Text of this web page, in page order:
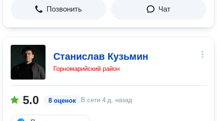
Позвонить Чат
Станислав Кузьмин
Горномарийский район
5.0 8 оценок В сети 4 д. назад